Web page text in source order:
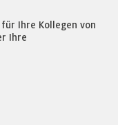
Ihre Kollegen von
Ihre